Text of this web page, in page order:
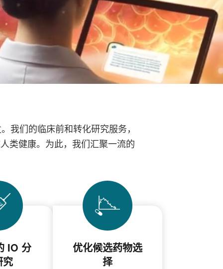
我们的临床前和转化研究服务，
类健康。 为此，我们汇聚一流的
IO 分
究
优化候选药物选
择